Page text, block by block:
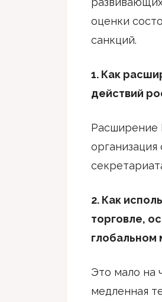
оценки
санкций.
1. Как
действий
Расширение
2. Как
торговле,
глобальном
Это мало на
медленная